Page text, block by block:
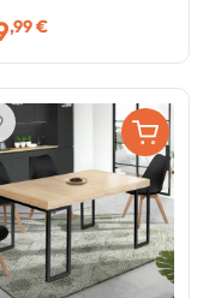
,99 €